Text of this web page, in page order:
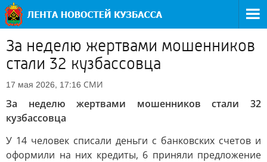
За неделю жертвами мошенников
стали 32 кузбассовца
17 мая 2026, 17:16 СМИ
За неделю жертвами мошенников стали 32
кузбассовца
У 14 человек списали деньги с банковских счетов и
оформили на них кредиты, 6 приняли предложение